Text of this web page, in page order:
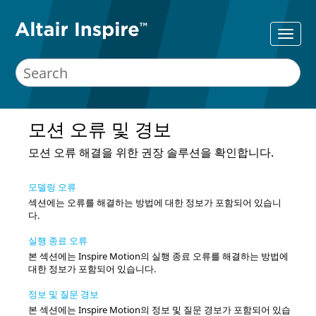
모션 오류 및 경보
모션 오류 해결을 위한 권장 솔루션을 확인합니다.
모델링 오류
섹션에는 오류를 해결하는 방법에 대한 정보가 포함되어 있습니
다.
실행 종료 오류
본 섹션에는 Inspire Motion의 실행 종료 오류를 해결하는 방법에
대한 정보가 포함되어 있습니다.
정보 및 질문 경보
본 섹션에는 Inspire Motion의 정보 및 질문 경보가 포함되어 있습